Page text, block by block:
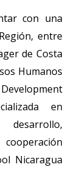
con una
entre
de Costa
Humanos
en
Nicaragua